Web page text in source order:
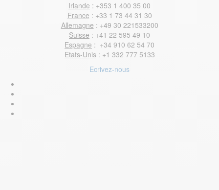
Irlande : +353 1 400 35 00
France : +33 1 73 44 31 30
Allemagne : +49 30 221533200
Suisse : +41 22 595 49 10
Espagne : +34 910 62 54 70
Etats-Unis: +1 332 777 5133
Ecrivez-nous